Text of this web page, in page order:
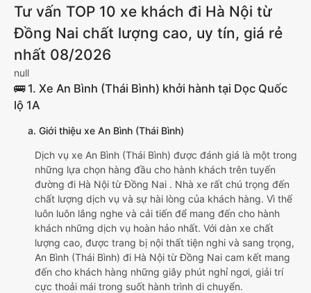
Tư vấn TOP 10 xe khách đi Hà Nội từ
Đồng Nai chất lượng cao, uy tín, giá rẻ
nhất 08/2026
null
🚌 1. Xe An Bình (Thái Bình) khởi hành tại Dọc Quốc
lộ 1A
a. Giới thiệu xe An Bình (Thái Bình)
Dịch vụ xe An Bình (Thái Bình) được đánh giá là một trong
những lựa chọn hàng đầu cho hành khách trên tuyến
đường đi Hà Nội từ Đồng Nai . Nhà xe rất chú trọng đến
chất lượng dịch vụ và sự hài lòng của khách hàng. Vì thế
luôn luôn lắng nghe và cải tiến để mang đến cho hành
khách những dịch vụ hoàn hảo nhất. Với dàn xe chất
lượng cao, được trang bị nội thất tiện nghi và sang trọng,
An Bình (Thái Bình) đi Hà Nội từ Đồng Nai cam kết mang
đến cho khách hàng những giây phút nghỉ ngơi, giải trí
cực thoải mái trong suốt hành trình di chuyển.